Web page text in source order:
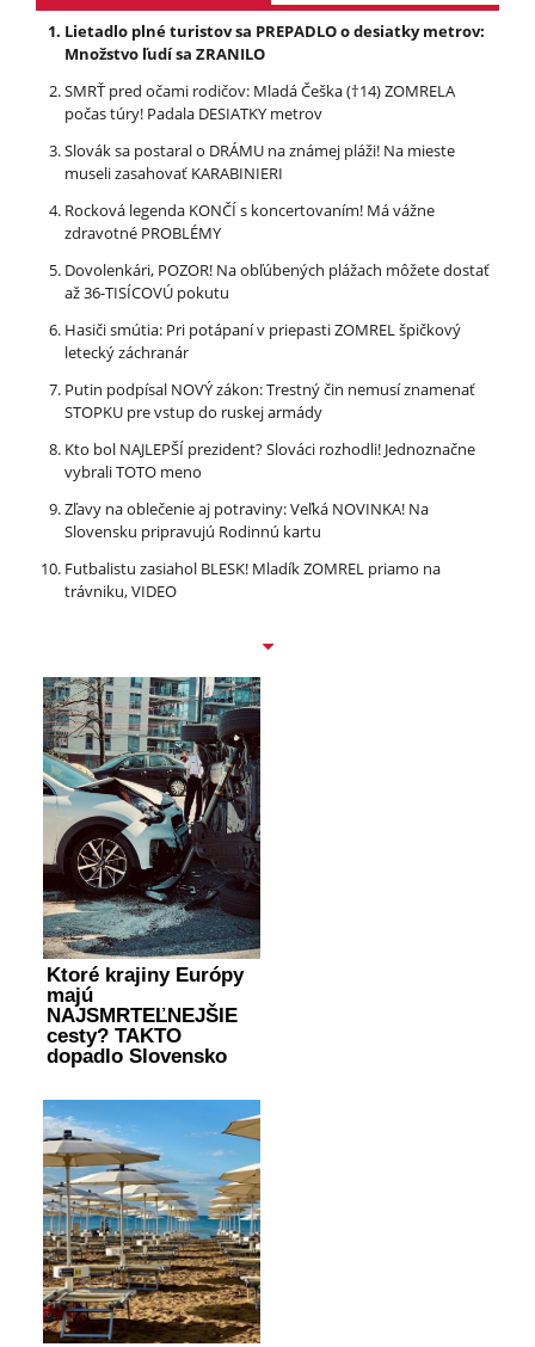
Lietadlo plné turistov sa PREPADLO o desiatky metrov:
Množstvo ľudí sa ZRANILO
SMRŤ pred očami rodičov: Mladá Češka (†14) ZOMRELA
počas túry! Padala DESIATKY metrov
Slovák sa postaral o DRÁMU na známej pláži! Na mieste
museli zasahovať KARABINIERI
Rocková legenda KONČÍ s koncertovaním! Má vážne
zdravotné PROBLÉMY
Dovolenkári, POZOR! Na obľúbených plážach môžete dostať
až 36-TISÍCOVÚ pokutu
Hasiči smútia: Pri potápaní v priepasti ZOMREL špičkový
letecký záchranár
Putin podpísal NOVÝ zákon: Trestný čin nemusí znamenať
STOPKU pre vstup do ruskej armády
Kto bol NAJLEPŠÍ prezident? Slováci rozhodli! Jednoznačne
vybrali TOTO meno
Zľavy na oblečenie aj potraviny: Veľká NOVINKA! Na
Slovensku pripravujú Rodinnú kartu
Futbalistu zasiahol BLESK! Mladík ZOMREL priamo na
trávniku, VIDEO
Ktoré krajiny Európy
majú
NAJSMRTEĽNEJŠIE
cesty? TAKTO
dopadlo Slovensko